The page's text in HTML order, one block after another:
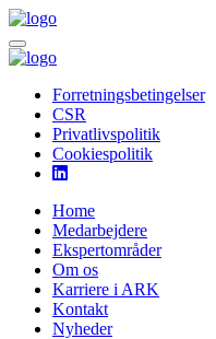
Forretningsbetingelser
CSR
Privatlivspolitik
Cookiespolitik
Home
Medarbejdere
Ekspertområder
Om os
Karriere i ARK
Kontakt
Nyheder